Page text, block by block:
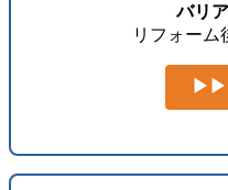
バリ
リフォーム
▶▶